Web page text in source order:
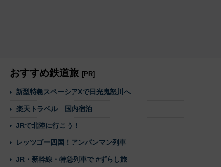
おすすめ鉄道旅 [PR]
新型特急スペーシアXで日光鬼怒川へ
楽天トラベル 国内宿泊
JRで北陸に行こう！
レッツゴー四国！アンパンマン列車
JR・新幹線・特急列車で #ずらし旅